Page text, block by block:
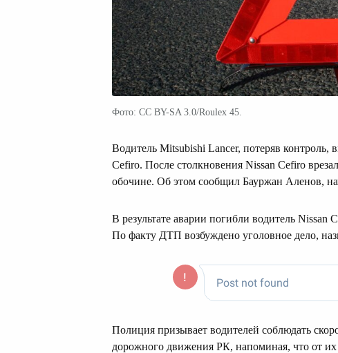
Фото: CC BY-SA 3.0/Roulex 45.
Водитель Mitsubishi Lancer, потеряв контроль,
Cefiro. После столкновения Nissan Cefiro
обочине. Об этом сообщил Бауржан Аленов,
В результате аварии погибли водитель Nissan
По факту ДТП возбуждено уголовное дело,
Полиция призывает водителей соблюдать
дорожного движения РК, напоминая, что от их